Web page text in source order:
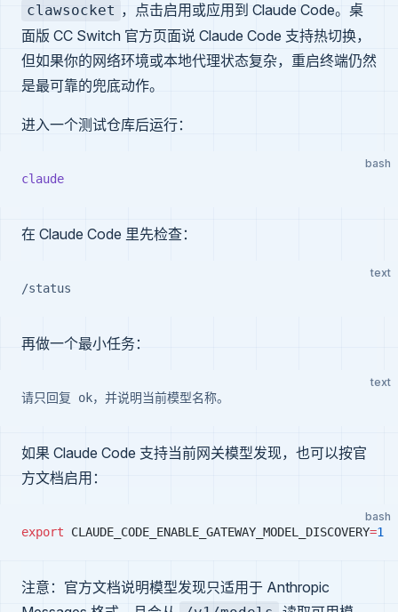
clawsocket ，点击启用或应用到 Claude Code。桌
面版 CC Switch 官方页面说 Claude Code 支持热切换，
但如果你的网络环境或本地代理状态复杂，重启终端仍然
是最可靠的兜底动作。
进入一个测试仓库后运行：
bash
claude
在 Claude Code 里先检查：
text
/status
再做一个最小任务：
text
请只回复 ok，并说明当前模型名称。
如果 Claude Code 支持当前网关模型发现，也可以按官
方文档启用：
bash
export CLAUDE_CODE_ENABLE_GATEWAY_MODEL_DISCOVERY=1
注意：官方文档说明模型发现只适用于 Anthropic